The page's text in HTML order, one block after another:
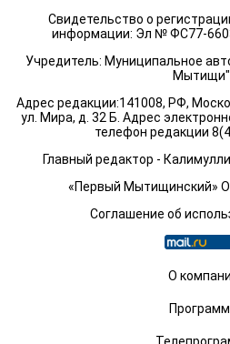
Свидетельство о
информации: Эл № ФС77-
Учредитель: Муниципальное
Мытищи".
Адрес редакции:141008, РФ,
ул. Мира, д. 32 Б. Адрес
телефон редакции
Главный редактор -
«Первый Мытищинский»
Соглашение об
О